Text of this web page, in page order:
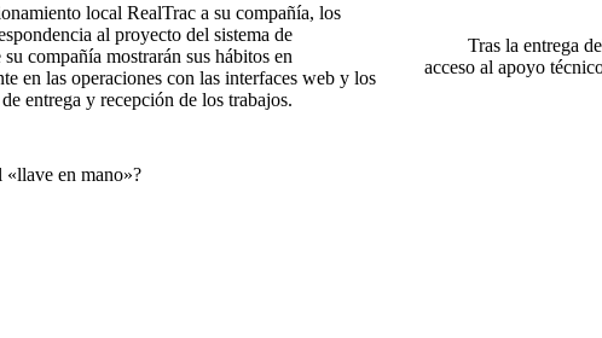
local RealTrac a su compañía, los
al proyecto del sistema de
compañía mostrarán sus hábitos en
en las operaciones con las interfaces web y los
entrega y recepción de los trabajos.
Tras la entrega del
acceso al apoyo
«llave en mano»?